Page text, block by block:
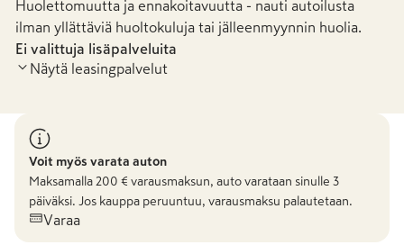
Huolettomuutta ja ennakoitavuutta - nauti autoilusta
ilman yllättäviä huoltokuluja tai jälleenmyynnin huolia.
Ei valittuja lisäpalveluita
Näytä leasingpalvelut
Voit myös varata auton
Maksamalla 200 € varausmaksun, auto varataan sinulle 3
päiväksi. Jos kauppa peruuntuu, varausmaksu palautetaan.
Varaa